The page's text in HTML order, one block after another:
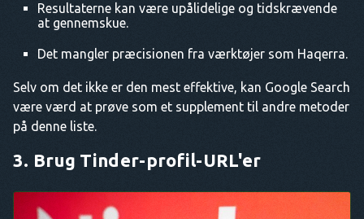
Resultaterne kan være upålidelige og tidskrævende
at gennemskue.
Det mangler præcisionen fra værktøjer som Haqerra.
Selv om det ikke er den mest effektive, kan Google Search
være værd at prøve som et supplement til andre metoder
på denne liste.
3. Brug Tinder-profil-URL'er